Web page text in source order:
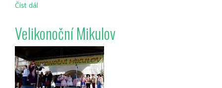
Číst dál
2016
v
Mikulově
Velikonoční Mikulov